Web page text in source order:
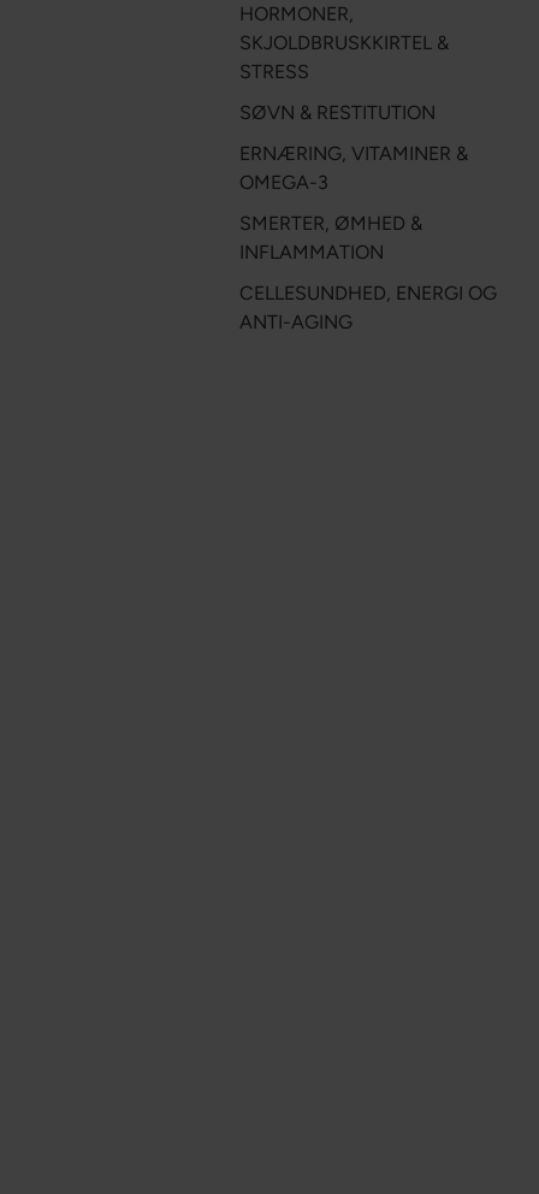
HORMONER,
SKJOLDBRUSKKIRTEL &
STRESS
SØVN & RESTITUTION
ERNÆRING, VITAMINER &
OMEGA-3
SMERTER, ØMHED &
INFLAMMATION
CELLE­SUNDHED, ENERGI OG
ANTI-AGING